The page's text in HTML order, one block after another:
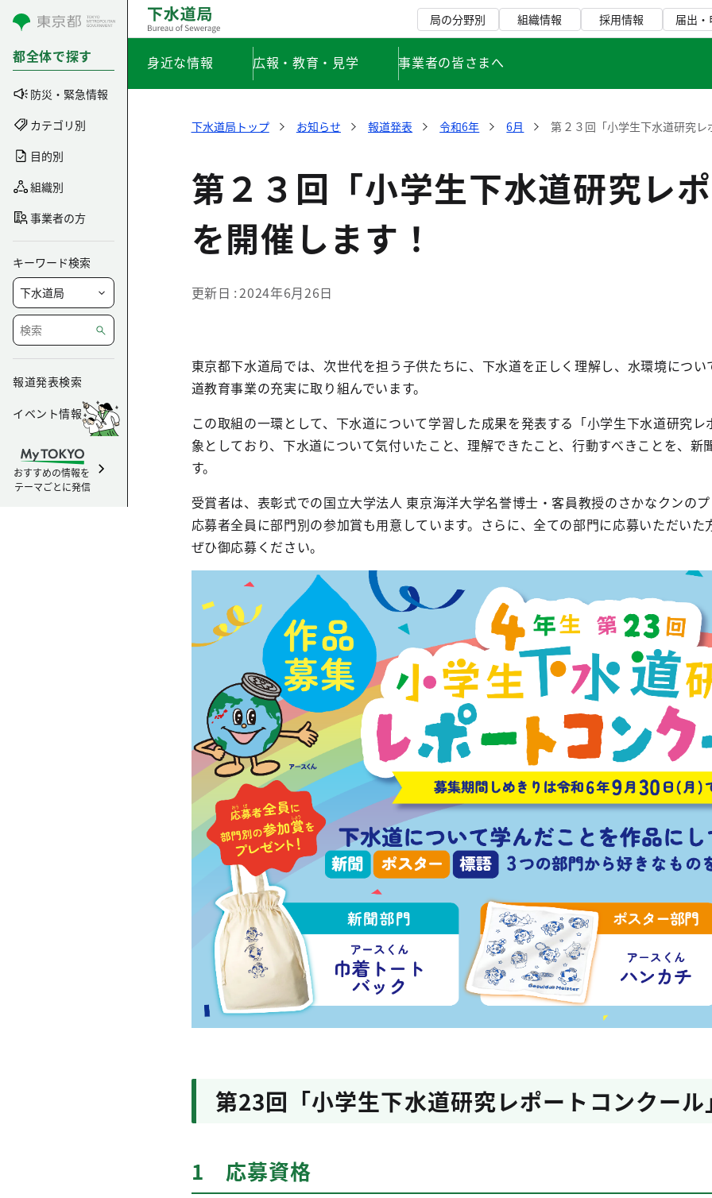
コンテンツにスキップ
都全体で探す
防災・緊急情報
カテゴリ別
目的別
組織別
事業者の方
キーワード検索
報道発表検索
イベント情報
おすすめの情報を
テーマごとに発信
局の分野別 組織情報 採用情報 届出
身近な情報 広報・教育・見学 事業者の皆さまへ
下水道局トップ お知らせ 報道発表 令和6年 6月 第２３回「小学生下水道研究
第２３回「小学生下水道研究レ
を開催します！
更新日 2024年6月26日
東京都下水道局では、次世代を担う子供たちに、下水道を正しく理解し、水環境につ
道教育事業の充実に取り組んでいます。
この取組の一環として、下水道について学習した成果を発表する「小学生下水道研究
象としており、下水道について気付いたこと、理解できたこと、行動すべきことを、
す。
受賞者は、表彰式での国立大学法人 東京海洋大学名誉博士・客員教授のさかなクンの
応募者全員に部門別の参加賞も用意しています。さらに、全ての部門に応募いただい
ぜひ御応募ください。
第23回「小学生下水道研究レポートコンクー
1 応募資格